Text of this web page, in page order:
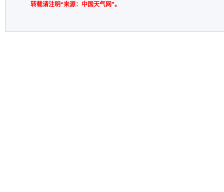
转载请注明“来源：中国天气网”。